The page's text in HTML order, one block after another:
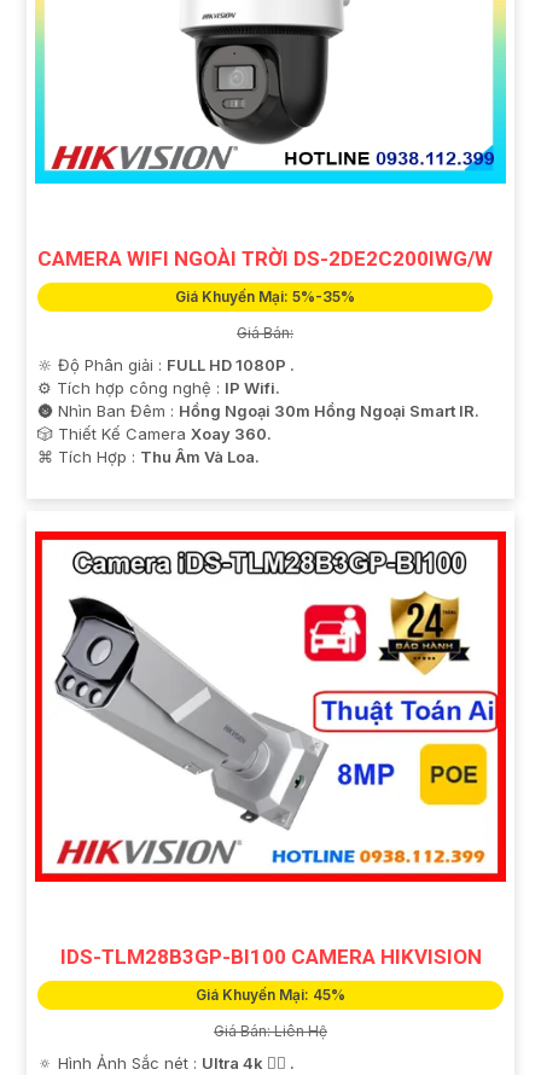
CAMERA WIFI NGOÀI TRỜI DS-2DE2C200IWG/W
Giá Khuyến Mại: 5%-35%
Giá Bán:
🔆 Độ Phân giải : FULL HD 1080P .
⚙ Tích hợp công nghệ : IP Wifi.
🌚 Nhìn Ban Đêm : Hồng Ngoại 30m Hồng Ngoại Smart IR.
🎲 Thiết Kế Camera Xoay 360.
️⌘ Tích Hợp : Thu Âm Và Loa.
IDS-TLM28B3GP-BI100 CAMERA HIKVISION
Giá Khuyến Mại: 45%
Giá Bán: Liên Hệ
🔅 Hình Ảnh Sắc nét : Ultra 4k 👍🏾 .